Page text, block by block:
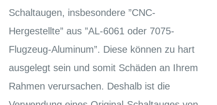
Schaltaugen, insbesondere ”CNC-
Hergestellte” aus ”AL-6061 oder 7075-
Flugzeug-Aluminum”. Diese können zu hart
ausgelegt sein und somit Schäden an Ihrem
Rahmen verursachen. Deshalb ist die